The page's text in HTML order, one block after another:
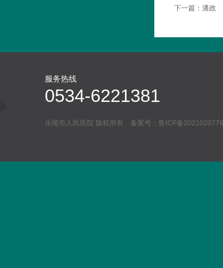
下一篇： 潘政
服务热线
0534-6221381
乐陵市人民医院 版权所有 备案号： 鲁ICP备